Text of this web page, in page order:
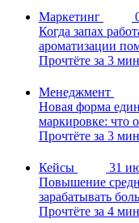
Маркетинг
Когда запах
ароматизации
Прочтёте за 3
Менеджмент
Новая форма
маркировке: что
Прочтёте за 3
Кейсы
31
Повышение
зарабатывать
Прочтёте за 4